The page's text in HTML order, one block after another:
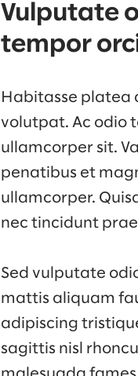
Vulputate
tempor
Habitasse platea
volutpat. Ac odio
ullamcorper sit.
penatibus et
ullamcorper.
nec tincidunt
Sed vulputate
mattis aliquam
adipiscing
sagittis nisl